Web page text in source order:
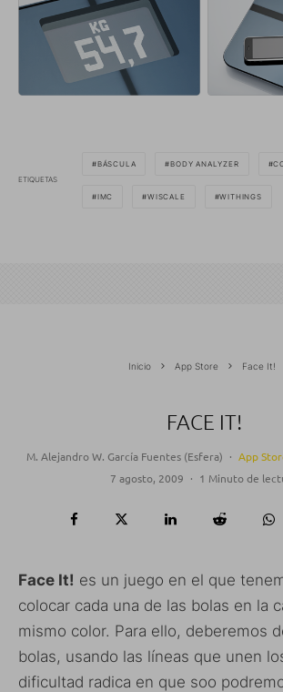
ETIQUETAS
BÁSCULA BODY ANALYZER
IMC WISCALE WITHINGS
Inicio App Store Face It!
FACE IT!
M. Alejandro W. García Fuentes (Esfera) · App
7 agosto, 2009 · 1 Minuto de
Face It! es un juego en el que
colocar cada una de las bolas en la
mismo color. Para ello, deberemos
bolas, usando las líneas que unen
dificultad radica en que soo